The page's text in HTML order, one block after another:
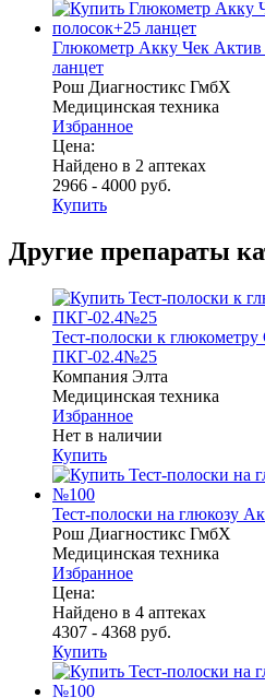
Глюкометр Акку Чек Актив
ланцет
Рош Диагностикс ГмбХ
Медицинская техника
Избранное
Цена:
Найдено в 2 аптеках
2966 - 4000 руб.
Купить
Другие препараты
Тест-полоски к
ПКГ-02.4№25
Компания Элта
Медицинская техника
Избранное
Нет в наличии
Купить
Тест-полоски на глюкозу
Рош Диагностикс ГмбХ
Медицинская техника
Избранное
Цена:
Найдено в 4 аптеках
4307 - 4368 руб.
Купить